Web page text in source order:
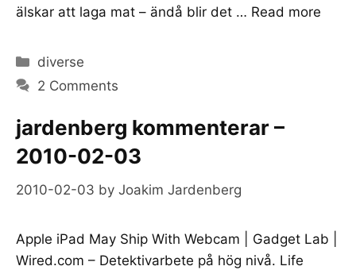
älskar att laga mat – ändå blir det … Read more
Categories
diverse
2 Comments
jardenberg kommenterar –
2010-02-03
2010-02-03 by Joakim Jardenberg
Apple iPad May Ship With Webcam | Gadget Lab |
Wired.com – Detektivarbete på hög nivå. Life